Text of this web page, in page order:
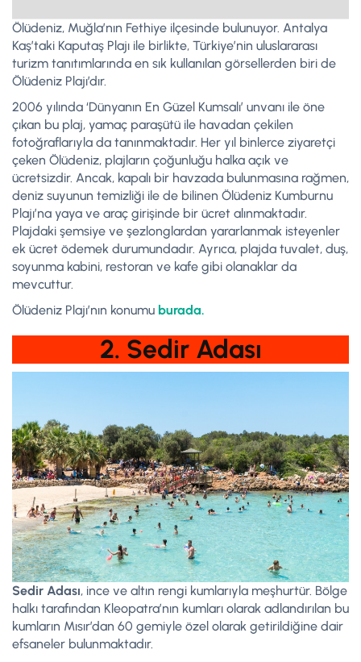
Ölüdeniz, Muğla’nın Fethiye ilçesinde bulunuyor. Antalya
Kaş’taki Kaputaş Plajı ile birlikte, Türkiye’nin uluslararası
turizm tanıtımlarında en sık kullanılan görsellerden biri de
Ölüdeniz Plajı’dır.
2006 yılında ‘Dünyanın En Güzel Kumsalı’ unvanı ile öne
çıkan bu plaj, yamaç paraşütü ile havadan çekilen
fotoğraflarıyla da tanınmaktadır. Her yıl binlerce ziyaretçi
çeken Ölüdeniz, plajların çoğunluğu halka açık ve
ücretsizdir. Ancak, kapalı bir havzada bulunmasına rağmen,
deniz suyunun temizliği ile de bilinen Ölüdeniz Kumburnu
Plajı’na yaya ve araç girişinde bir ücret alınmaktadır.
Plajdaki şemsiye ve şezlonglardan yararlanmak isteyenler
ek ücret ödemek durumundadır. Ayrıca, plajda tuvalet, duş,
soyunma kabini, restoran ve kafe gibi olanaklar da
mevcuttur.
Ölüdeniz Plajı’nın konumu burada.
2. Sedir Adası
Sedir Adası, ince ve altın rengi kumlarıyla meşhurtür. Bölge
halkı tarafından Kleopatra’nın kumları olarak adlandırılan bu
kumların Mısır’dan 60 gemiyle özel olarak getirildiğine dair
efsaneler bulunmaktadır.